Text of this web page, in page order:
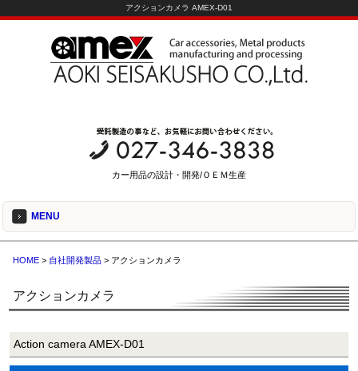
アクションカメラ AMEX-D01
カー用品の設計・開発/ＯＥＭ生産
MENU
HOME > 自社開発製品 > アクションカメラ
アクションカメラ
Action camera AMEX-D01